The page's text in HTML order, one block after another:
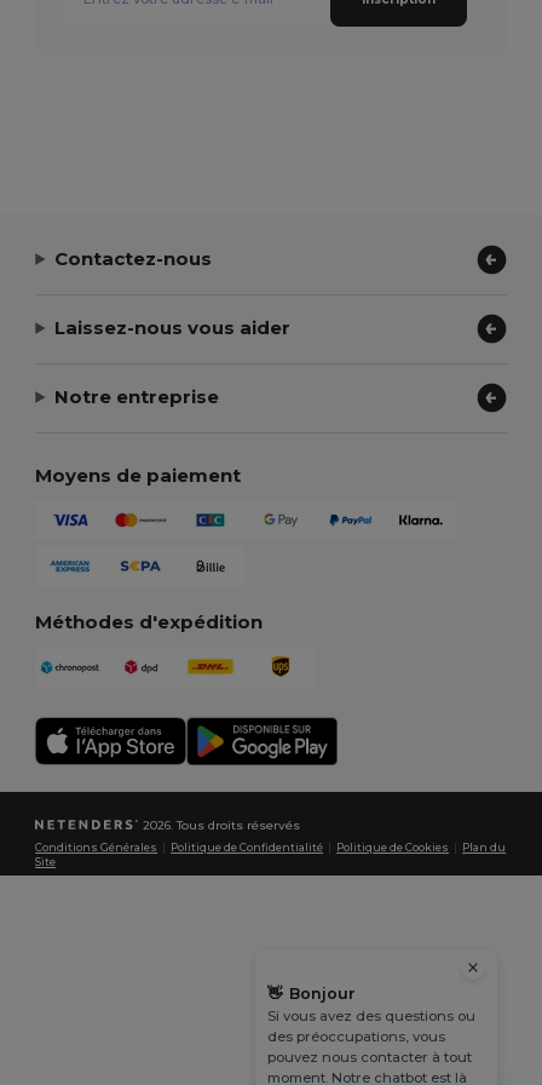
Contactez-nous
Laissez-nous vous aider
Notre entreprise
Moyens de paiement
Méthodes d'expédition
2026. Tous droits réservés
Conditions Générales Politique de Confidentialité Politique de Cookies
Plan du
Site
👋 Bonjour
Si vous avez des questions ou
des préoccupations, vous
pouvez nous contacter à tout
moment. Notre chatbot est là